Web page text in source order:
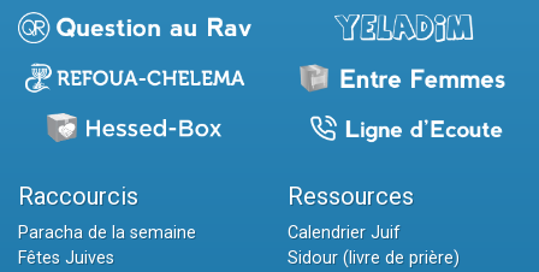
Raccourcis
Paracha de la semaine
Fêtes Juives
Ressources
Calendrier Juif
Sidour (livre de prière)